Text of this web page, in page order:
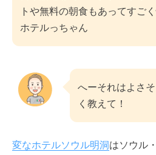
トや無料の朝食もあってすご
ホテルっちゃん
へーそれはよさ
く教えて！
変なホテルソウル明洞はソウル